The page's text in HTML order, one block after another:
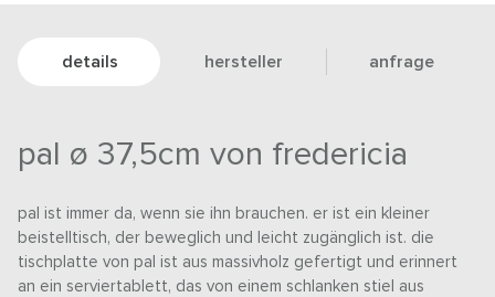
details hersteller anfrage
pal ø 37,5cm von fredericia
pal ist immer da, wenn sie ihn brauchen. er ist ein kleiner
beistelltisch, der beweglich und leicht zugänglich ist. die
tischplatte von pal ist aus massivholz gefertigt und erinnert
an ein serviertablett, das von einem schlanken stiel aus